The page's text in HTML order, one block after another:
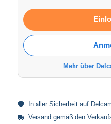
Mehr über
In aller Sicherheit auf
Versand gemäß den